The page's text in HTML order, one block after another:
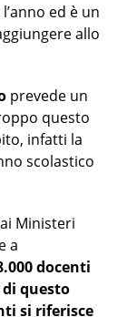
ed è un
allo
prevede un
questo
infatti la
scolastico
Ministeri
a
docenti
questo
si riferisce